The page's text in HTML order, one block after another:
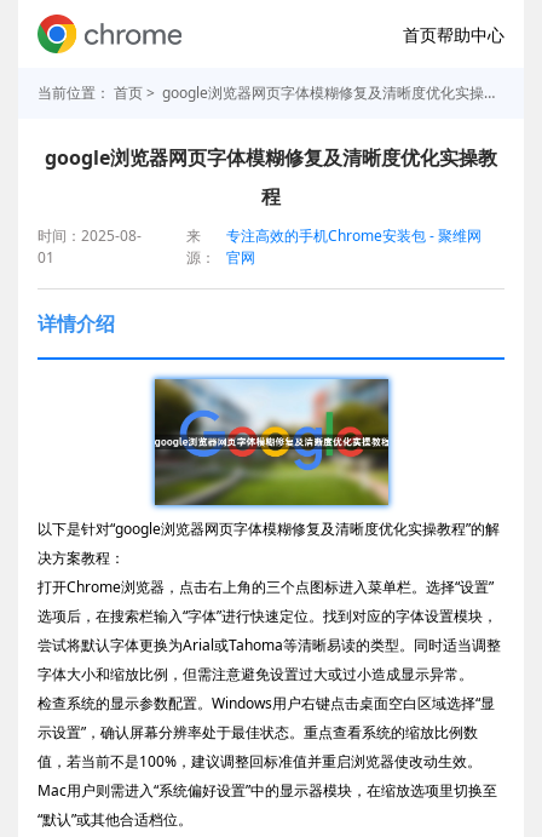
首页帮助中心
当前位置： 首页> google浏览器网页字体模糊修复及清晰度优化实操教程
google浏览器网页字体模糊修复及清晰度优化实操教
程
时间：2025-08-
01
来
源：
专注高效的手机Chrome安装包 - 聚维网
官网
详情介绍
以下是针对“google浏览器网页字体模糊修复及清晰度优化实操教程”的解
决方案教程：
打开Chrome浏览器，点击右上角的三个点图标进入菜单栏。选择“设置”
选项后，在搜索栏输入“字体”进行快速定位。找到对应的字体设置模块，
尝试将默认字体更换为Arial或Tahoma等清晰易读的类型。同时适当调整
字体大小和缩放比例，但需注意避免设置过大或过小造成显示异常。
检查系统的显示参数配置。Windows用户右键点击桌面空白区域选择“显
示设置”，确认屏幕分辨率处于最佳状态。重点查看系统的缩放比例数
值，若当前不是100%，建议调整回标准值并重启浏览器使改动生效。
Mac用户则需进入“系统偏好设置”中的显示器模块，在缩放选项里切换至
“默认”或其他合适档位。